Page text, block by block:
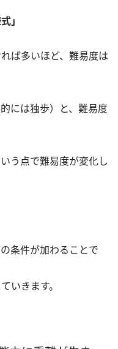
」
ば多いほど、難易度は
には独歩）と、難易度
う点で難易度が変化し
条件が加わることで
いきます。